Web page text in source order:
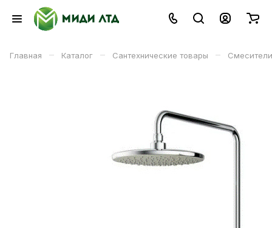
Главная – Каталог – Сантехнические товары –